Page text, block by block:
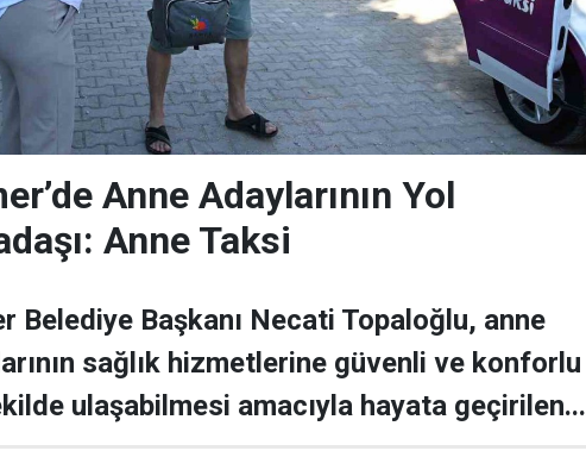
Anne Adaylarının Yol
Anne Taksi
Belediye Başkanı Necati Topaloğlu, anne
sağlık hizmetlerine güvenli ve konforlu
ulaşabilmesi amacıyla hayata geçirilen...